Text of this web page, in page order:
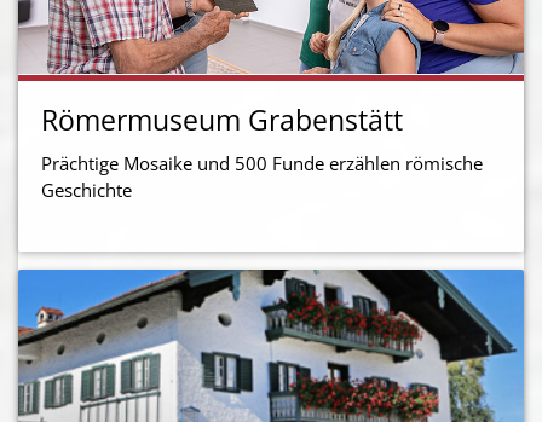
Römermuseum Grabenstätt
Prächtige Mosaike und 500 Funde erzählen römische
Geschichte